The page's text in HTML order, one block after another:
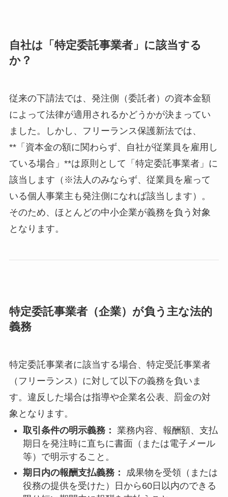
自社は「特定委託事業者」に該当する
か？
従来の下請法では、発注側（委託者）の資本金額
によって法律が適用されるかどうかが決まってい
ました。しかし、フリーランス保護新法では、
**「資本金の額に関わらず、自社が従業員を雇用し
ている場合」**は原則として「特定委託事業者」に
該当します（※法人のみならず、従業員を雇って
いる個人事業主も発注側になれば該当します）。
そのため、ほとんどの中小企業が義務を負う対象
となります。
特定委託事業者（企業）が負う主な法的
義務
特定委託事業者に該当する場合、特定受託事業者
（フリーランス）に対して以下の義務を負いま
す。違反した場合は指導や企業名公表、罰金の対
象となります。
取引条件の明示義務： 業務内容、報酬額、支払
期日を発注時に直ちに書面（または電子メール
等）で明示すること。
期日内の報酬支払義務：
成果物を受領（または
役務の提供を受けた）日から60日以内のできる